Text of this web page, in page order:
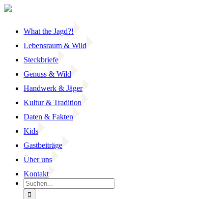
Zum
What the Jagd?!
Lebensraum & Wild
Steckbriefe
Genuss & Wild
Handwerk & Jäger
Kultur & Tradition
Daten & Fakten
Kids
Gastbeiträge
Über uns
Kontakt
Suche
nach: